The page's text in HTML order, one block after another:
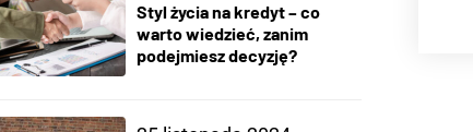
Styl życia na kredyt – co
warto wiedzieć, zanim
podejmiesz decyzję?